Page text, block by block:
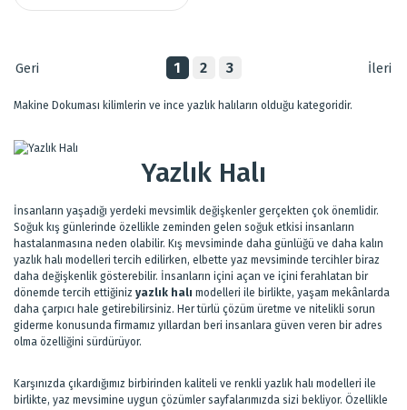
1 2 3
Makine Dokuması kilimlerin ve ince yazlık halıların olduğu kategoridir.
Yazlık Halı
İnsanların yaşadığı yerdeki mevsimlik değişkenler gerçekten çok önemlidir.
Soğuk kış günlerinde özellikle zeminden gelen soğuk etkisi insanların
hastalanmasına neden olabilir. Kış mevsiminde daha günlüğü ve daha kalın
yazlık halı modelleri tercih edilirken, elbette yaz mevsiminde tercihler biraz
daha değişkenlik gösterebilir. İnsanların içini açan ve içini ferahlatan bir
dönemde tercih ettiğiniz yazlık halı modelleri ile birlikte, yaşam mekânlarda
daha çarpıcı hale getirebilirsiniz. Her türlü çözüm üretme ve nitelikli sorun
giderme konusunda firmamız yıllardan beri insanlara güven veren bir adres
olma özelliğini sürdürüyor.
Karşınızda çıkardığımız birbirinden kaliteli ve renkli yazlık halı modelleri ile
birlikte, yaz mevsimine uygun çözümler sayfalarımızda sizi bekliyor. Özellikle